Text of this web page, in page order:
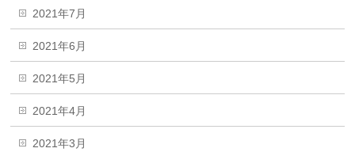
2021年7月
2021年6月
2021年5月
2021年4月
2021年3月